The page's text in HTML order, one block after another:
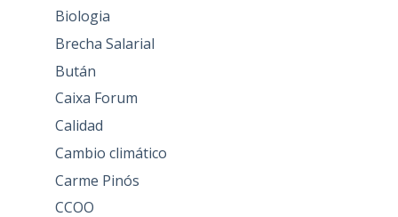
Biologia
Brecha Salarial
Bután
Caixa Forum
Calidad
Cambio climático
Carme Pinós
CCOO